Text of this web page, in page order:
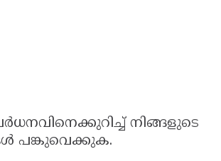
നിങ്ങളുടെ
പങ്കുവെക്കുക.